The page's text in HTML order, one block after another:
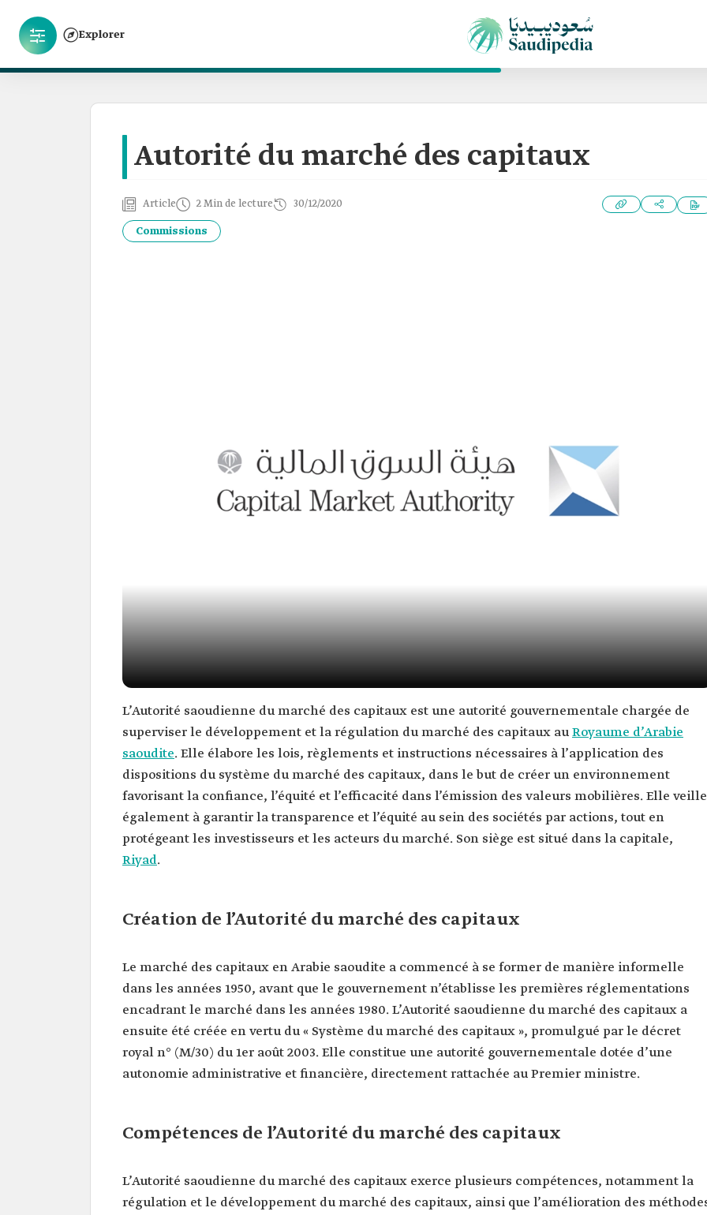
Explorer
Autorité du marché des capitaux
Article 2 Min de lecture 30/12/2020
Commissions
L’Autorité saoudienne du marché des capitaux est une autorité gouvernementale chargée de
superviser le développement et la régulation du marché des capitaux auRoyaume d’Arabie
saoudite. Elle élabore les lois, règlements et instructions nécessaires à l’application des
dispositions du système du marché des capitaux, dans le but de créer un environnement
favorisant la confiance, l’équité et l’efficacité dans l’émission des valeurs mobilières. Elle veille
également à garantir la transparence et l’équité au sein des sociétés par actions, tout en
protégeant les investisseurs et les acteurs du marché. Son siège est situé dans la capitale,
Riyad.
Création de l’Autorité du marché des capitaux
Le marché des capitaux en Arabie saoudite a commencé à se former de manière informelle
dans les années 1950, avant que le gouvernement n’établisse les premières réglementations
encadrant le marché dans les années 1980. L’Autorité saoudienne du marché des capitaux a
ensuite été créée en vertu du « Système du marché des capitaux », promulgué par le décret
royal n° (M/30) du 1er août 2003. Elle constitue une autorité gouvernementale dotée d’une
autonomie administrative et financière, directement rattachée au Premier ministre.
Compétences de l’Autorité du marché des capitaux
L’Autorité saoudienne du marché des capitaux exerce plusieurs compétences, notamment la
régulation et le développement du marché des capitaux, ainsi que l’amélioration des